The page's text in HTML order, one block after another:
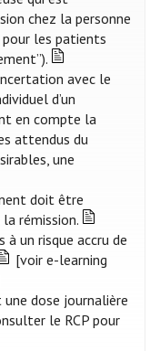
chez la personne
les patients
avec le
d’un
en compte la
attendus du
une
doit être
rémission.
un risque accru de
[voir e-learning
dose journalière
le RCP pour